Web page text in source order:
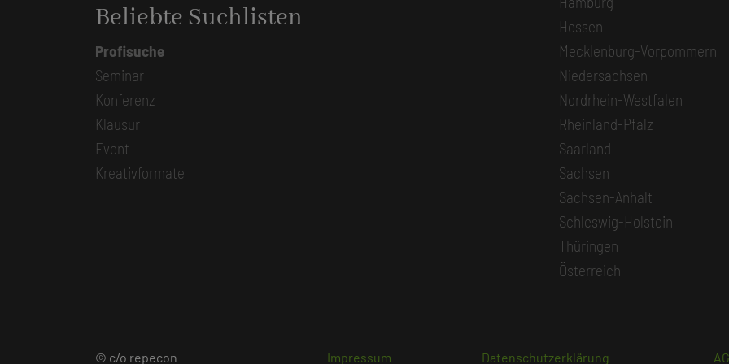
Beliebte Suchlisten
Profisuche
Seminar
Konferenz
Klausur
Event
Kreativformate
Hessen
Mecklenburg-Vorpommern
Niedersachsen
Nordrhein-Westfalen
Rheinland-Pfalz
Saarland
Sachsen
Sachsen-Anhalt
Schleswig-Holstein
Thüringen
Österreich
© c/o repecon Impressum Datenschutzerklärung